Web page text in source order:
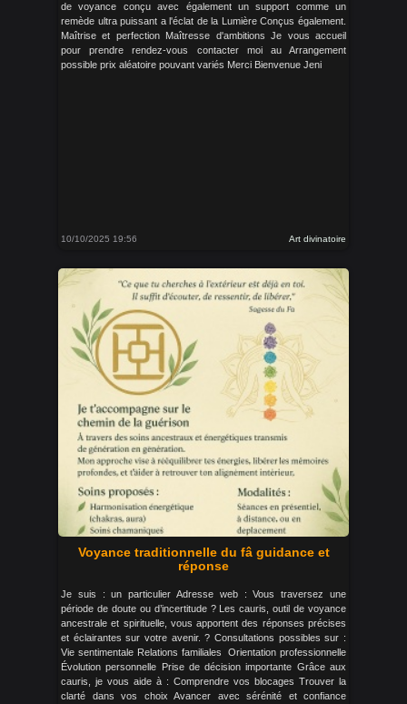
de voyance conçu avec également un support comme un
remède ultra puissant a l'éclat de la Lumière Conçus également.
Maîtrise et perfection Maîtresse d'ambitions Je vous accueil
pour prendre rendez-vous contacter moi au Arrangement
possible prix aléatoire pouvant variés Merci Bienvenue Jeni
10/10/2025 19:56 Art divinatoire
Voyance traditionnelle du fâ guidance et
réponse
Je suis : un particulier Adresse web : Vous traversez une
période de doute ou d’incertitude ? Les cauris, outil de voyance
ancestrale et spirituelle, vous apportent des réponses précises
et éclairantes sur votre avenir. ? Consultations possibles sur :
Vie sentimentale Relations familiales ‍‍‍ Orientation professionnelle
Évolution personnelle Prise de décision importante Grâce aux
cauris, je vous aide à : Comprendre vos blocages Trouver la
clarté dans vos choix Avancer avec sérénité et confiance